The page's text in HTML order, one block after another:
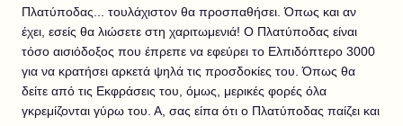
Πλατύποδας... τουλάχιστον θα προσπαθήσει. Όπως και αν
έχει, εσείς θα λιώσετε στη χαριτωμενιά! Ο Πλατύποδας είναι
τόσο αισιόδοξος που έπρεπε να εφεύρει το Ελπιδόπτερο 3000
για να κρατήσει αρκετά ψηλά τις προσδοκίες του. Όπως θα
δείτε από τις Εκφράσεις του, όμως, μερικές φορές όλα
γκρεμίζονται γύρω του. Α, σας είπα ότι ο Πλατύποδας παίζει και